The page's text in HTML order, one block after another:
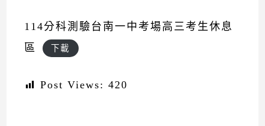
114分科測驗台南一中考場高三考生休息
區
下載
Post Views: 420